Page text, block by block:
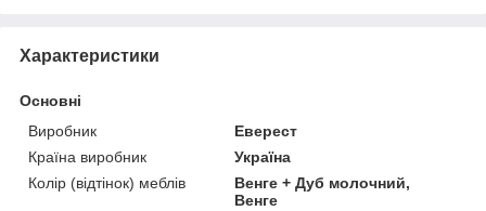
Характеристики
Основні
Виробник
Еверест
Країна виробник
Україна
Колір (відтінок) меблів
Венге + Дуб молочний,
Венге